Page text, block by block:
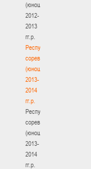
(юноши)
2012-
2013
гг.р.
Республиканские
соревнования
(юноши)
2013-
2014
гг.р.
Республиканские
соревнования
(юноши)
2013-
2014
гг.р.